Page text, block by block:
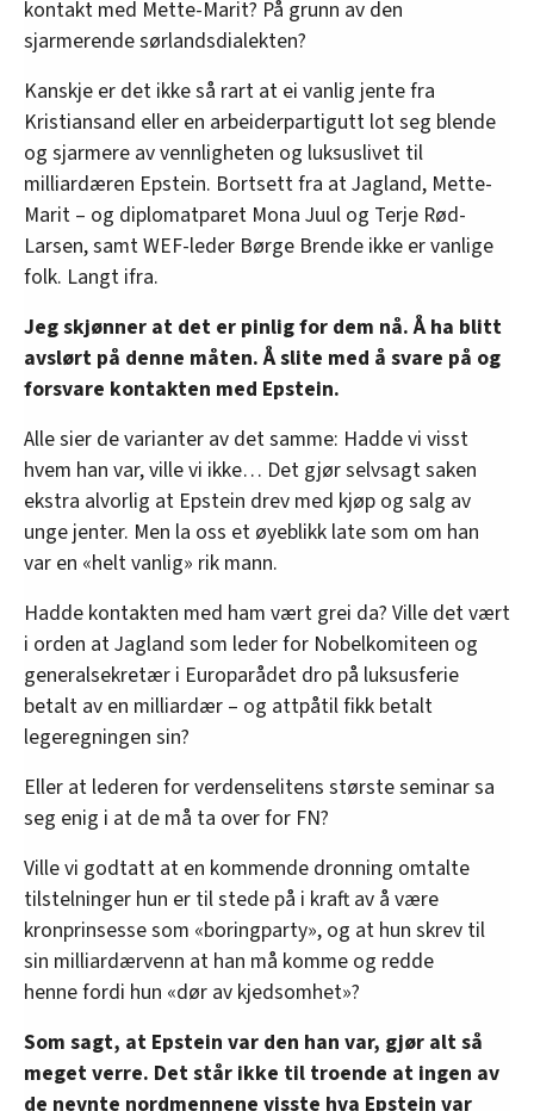
kontakt med Mette-Marit? På grunn av den
sjarmerende sørlandsdialekten?
Kanskje er det ikke så rart at ei vanlig jente fra
Kristiansand eller en arbeiderpartigutt lot seg blende
og sjarmere av vennligheten og luksuslivet til
milliardæren Epstein. Bortsett fra at Jagland, Mette-
Marit – og diplomatparet Mona Juul og Terje Rød-
Larsen, samt WEF-leder Børge Brende ikke er vanlige
folk. Langt ifra.
Jeg skjønner at det er pinlig for dem nå. Å ha blitt
avslørt på denne måten. Å slite med å svare på og
forsvare kontakten med Epstein.
Alle sier de varianter av det samme: Hadde vi visst
hvem han var, ville vi ikke… Det gjør selvsagt saken
ekstra alvorlig at Epstein drev med kjøp og salg av
unge jenter. Men la oss et øyeblikk late som om han
var en «helt vanlig» rik mann.
Hadde kontakten med ham vært grei da? Ville det vært
i orden at Jagland som leder for Nobelkomiteen og
generalsekretær i Europarådet dro på luksusferie
betalt av en milliardær – og attpåtil fikk betalt
legeregningen sin?
Eller at lederen for verdenselitens største seminar sa
seg enig i at de må ta over for FN?
Ville vi godtatt at en kommende dronning omtalte
tilstelninger hun er til stede på i kraft av å være
kronprinsesse som «boringparty», og at hun skrev til
sin milliardærvenn at han må komme og redde
henne fordi hun «dør av kjedsomhet»?
Som sagt, at Epstein var den han var, gjør alt så
meget verre. Det står ikke til troende at ingen av
de nevnte nordmennene visste hva Epstein var